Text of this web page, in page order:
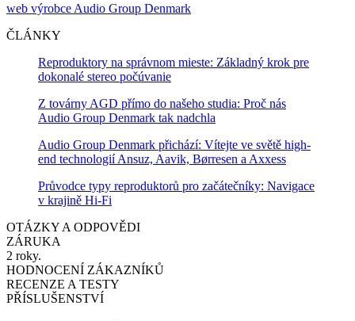
web výrobce Audio Group Denmark
ČLÁNKY
Reproduktory na správnom mieste: Základný krok pre
dokonalé stereo počúvanie
Z továrny AGD přímo do našeho studia: Proč nás
Audio Group Denmark tak nadchla
Audio Group Denmark přichází: Vítejte ve světě high-
end technologií Ansuz, Aavik, Børresen a Axxess
Průvodce typy reproduktorů pro začátečníky: Navigace
v krajině Hi-Fi
OTÁZKY A ODPOVĚDI
ZÁRUKA
2 roky.
HODNOCENÍ ZÁKAZNÍKŮ
RECENZE A TESTY
PŘÍSLUŠENSTVÍ